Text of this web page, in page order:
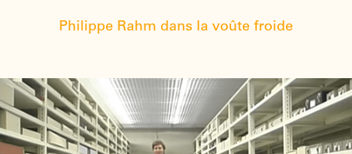
Philippe Rahm dans la voûte froide